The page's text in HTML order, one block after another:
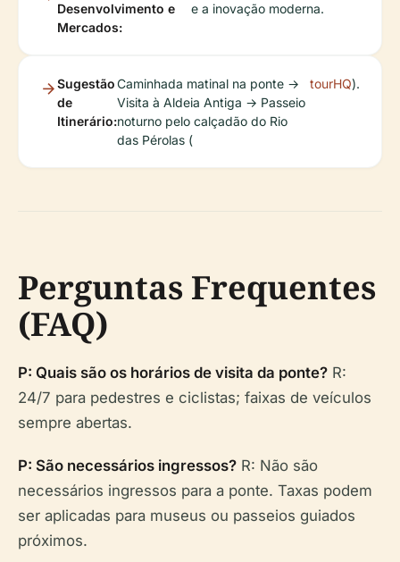
Desenvolvimento e
Mercados:
e a inovação moderna.
Sugestão
de
Itinerário:
Caminhada matinal na ponte →
Visita à Aldeia Antiga → Passeio
noturno pelo calçadão do Rio
das Pérolas (
tourHQ).
Perguntas Frequentes
(FAQ)
P: Quais são os horários de visita da ponte? R:
24/7 para pedestres e ciclistas; faixas de veículos
sempre abertas.
P: São necessários ingressos? R: Não são
necessários ingressos para a ponte. Taxas podem
ser aplicadas para museus ou passeios guiados
próximos.